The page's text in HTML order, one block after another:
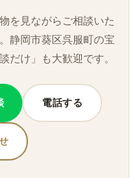
を見ながらご相談いた
静岡市葵区呉服町の宝
だけ」も大歓迎です。
電話する